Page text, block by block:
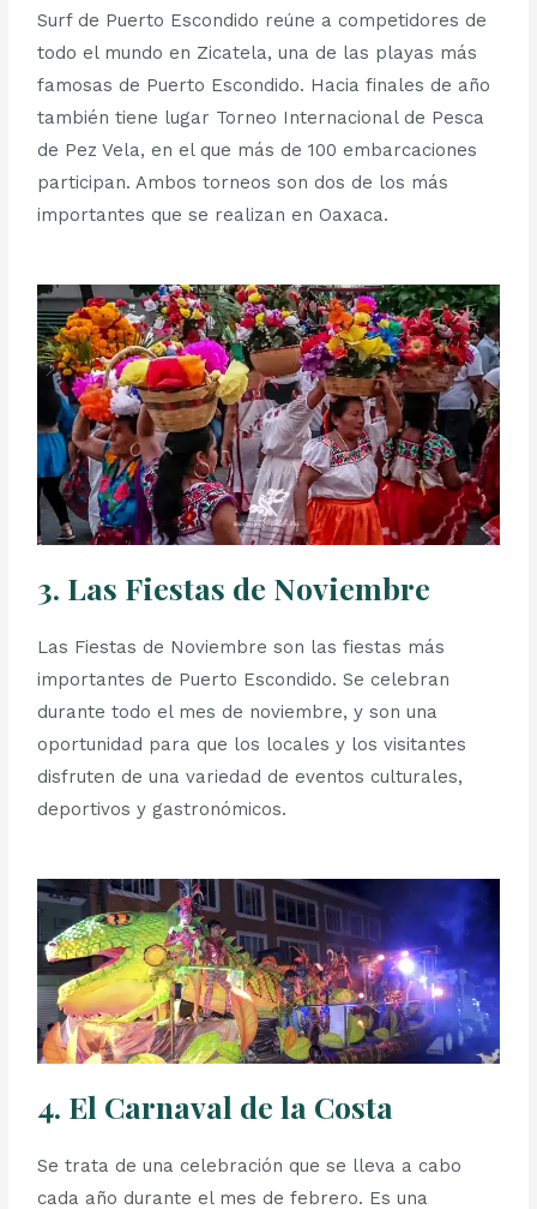
Surf de Puerto Escondido reúne a competidores de
todo el mundo en Zicatela, una de las playas más
famosas de Puerto Escondido. Hacia finales de año
también tiene lugar Torneo Internacional de Pesca
de Pez Vela, en el que más de 100 embarcaciones
participan. Ambos torneos son dos de los más
importantes que se realizan en Oaxaca.
3. Las Fiestas de Noviembre
Las Fiestas de Noviembre son las fiestas más
importantes de Puerto Escondido. Se celebran
durante todo el mes de noviembre, y son una
oportunidad para que los locales y los visitantes
disfruten de una variedad de eventos culturales,
deportivos y gastronómicos.
4. El Carnaval de la Costa
Se trata de una celebración que se lleva a cabo
cada año durante el mes de febrero. Es una